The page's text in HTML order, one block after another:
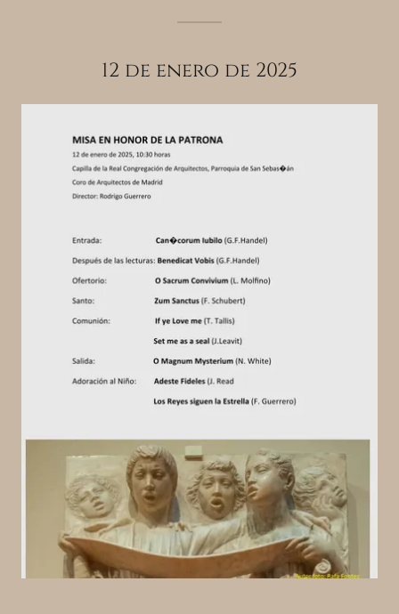
12 de enero de 2025